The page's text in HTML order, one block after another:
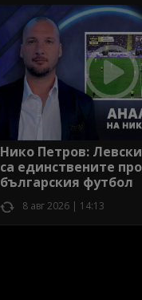
Нико Петров:
са единствените
българския футбол
8 авг 2026 | 14:13